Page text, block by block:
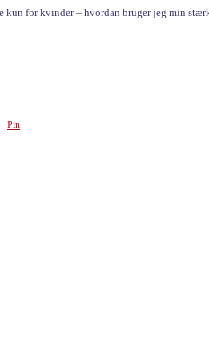
kun for kvinder – hvordan bruger jeg min
Pin